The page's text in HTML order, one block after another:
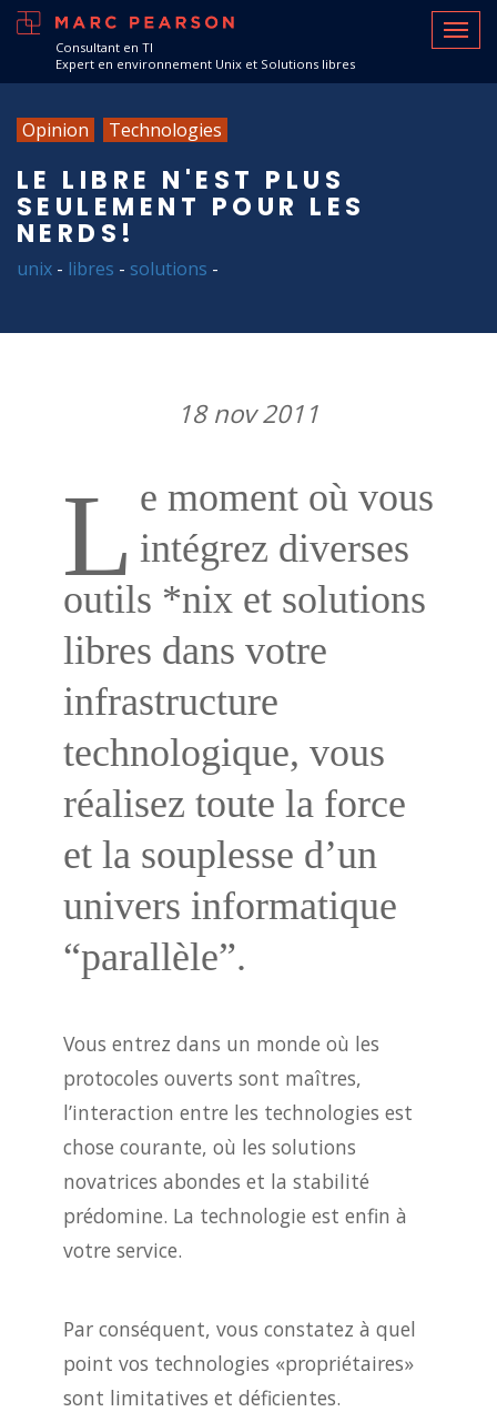
Consultant en TI
Expert en environnement Unix et Solutions libres
Opinion Technologies
LE LIBRE N'EST PLUS
SEULEMENT POUR LES
NERDS!
unix - libres - solutions -
18 nov 2011
L e moment où vous
intégrez diverses
outils *nix et solutions
libres dans votre
infrastructure
technologique, vous
réalisez toute la force
et la souplesse d’un
univers informatique
“parallèle”.
Vous entrez dans un monde où les
protocoles ouverts sont maîtres,
l’interaction entre les technologies est
chose courante, où les solutions
novatrices abondes et la stabilité
prédomine. La technologie est enfin à
votre service.
Par conséquent, vous constatez à quel
point vos technologies «propriétaires»
sont limitatives et déficientes.